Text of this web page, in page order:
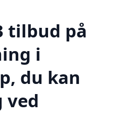
tilbud på
i
du kan